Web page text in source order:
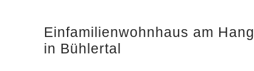
Einfamilienwohnhaus am Hang
in Bühlertal